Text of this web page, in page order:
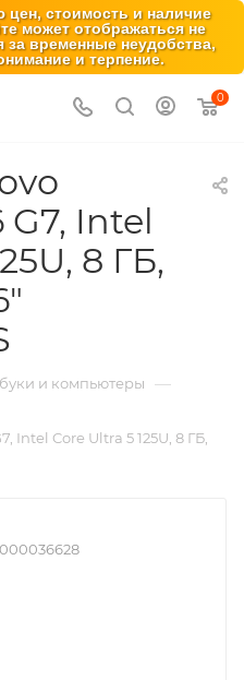
цен, стоимость и наличие
может отображаться не
за временные неудобства,
и терпение.
0
Intel
8 ГБ,
и компьютеры —
Intel Core Ultra 5 125U, 8 ГБ,
000036628